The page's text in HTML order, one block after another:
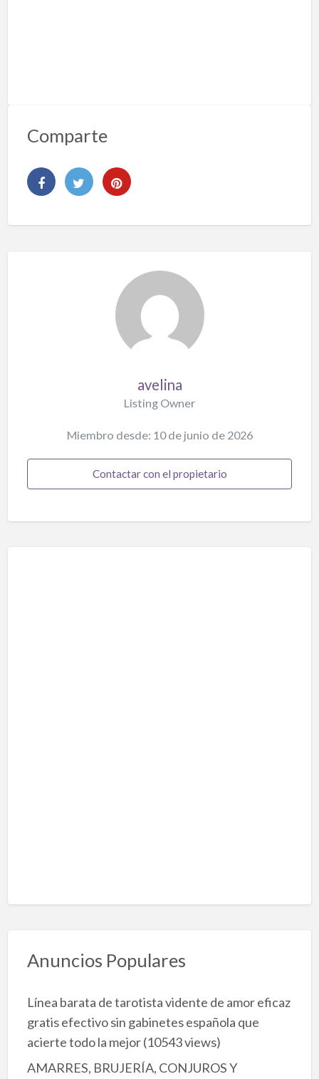
Comparte
avelina
Listing Owner
Miembro desde: 10 de junio de 2026
Contactar con el propietario
Anuncios Populares
Línea barata de tarotista vidente de amor eficaz
gratis efectivo sin gabinetes española que
acierte todo la mejor(10543 views)
AMARRES, BRUJERÍA, CONJUROS Y